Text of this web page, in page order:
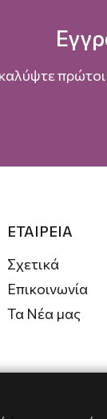
πρώτοι
ΕΤΑΙΡΕΙΑ
Σχετικά
Επικοινωνία
Τα Νέα μας